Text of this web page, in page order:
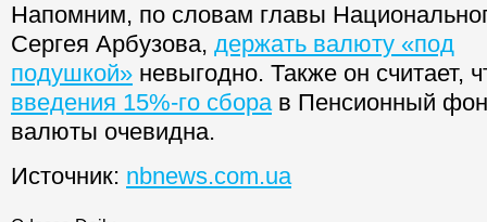
Напомним, по словам главы
Сергея Арбузова, держать валюту «под
подушкой» невыгодно. Также он считает,
введения 15%-го сборав Пенсионный
валюты очевидна.
Источник: nbnews.com.ua